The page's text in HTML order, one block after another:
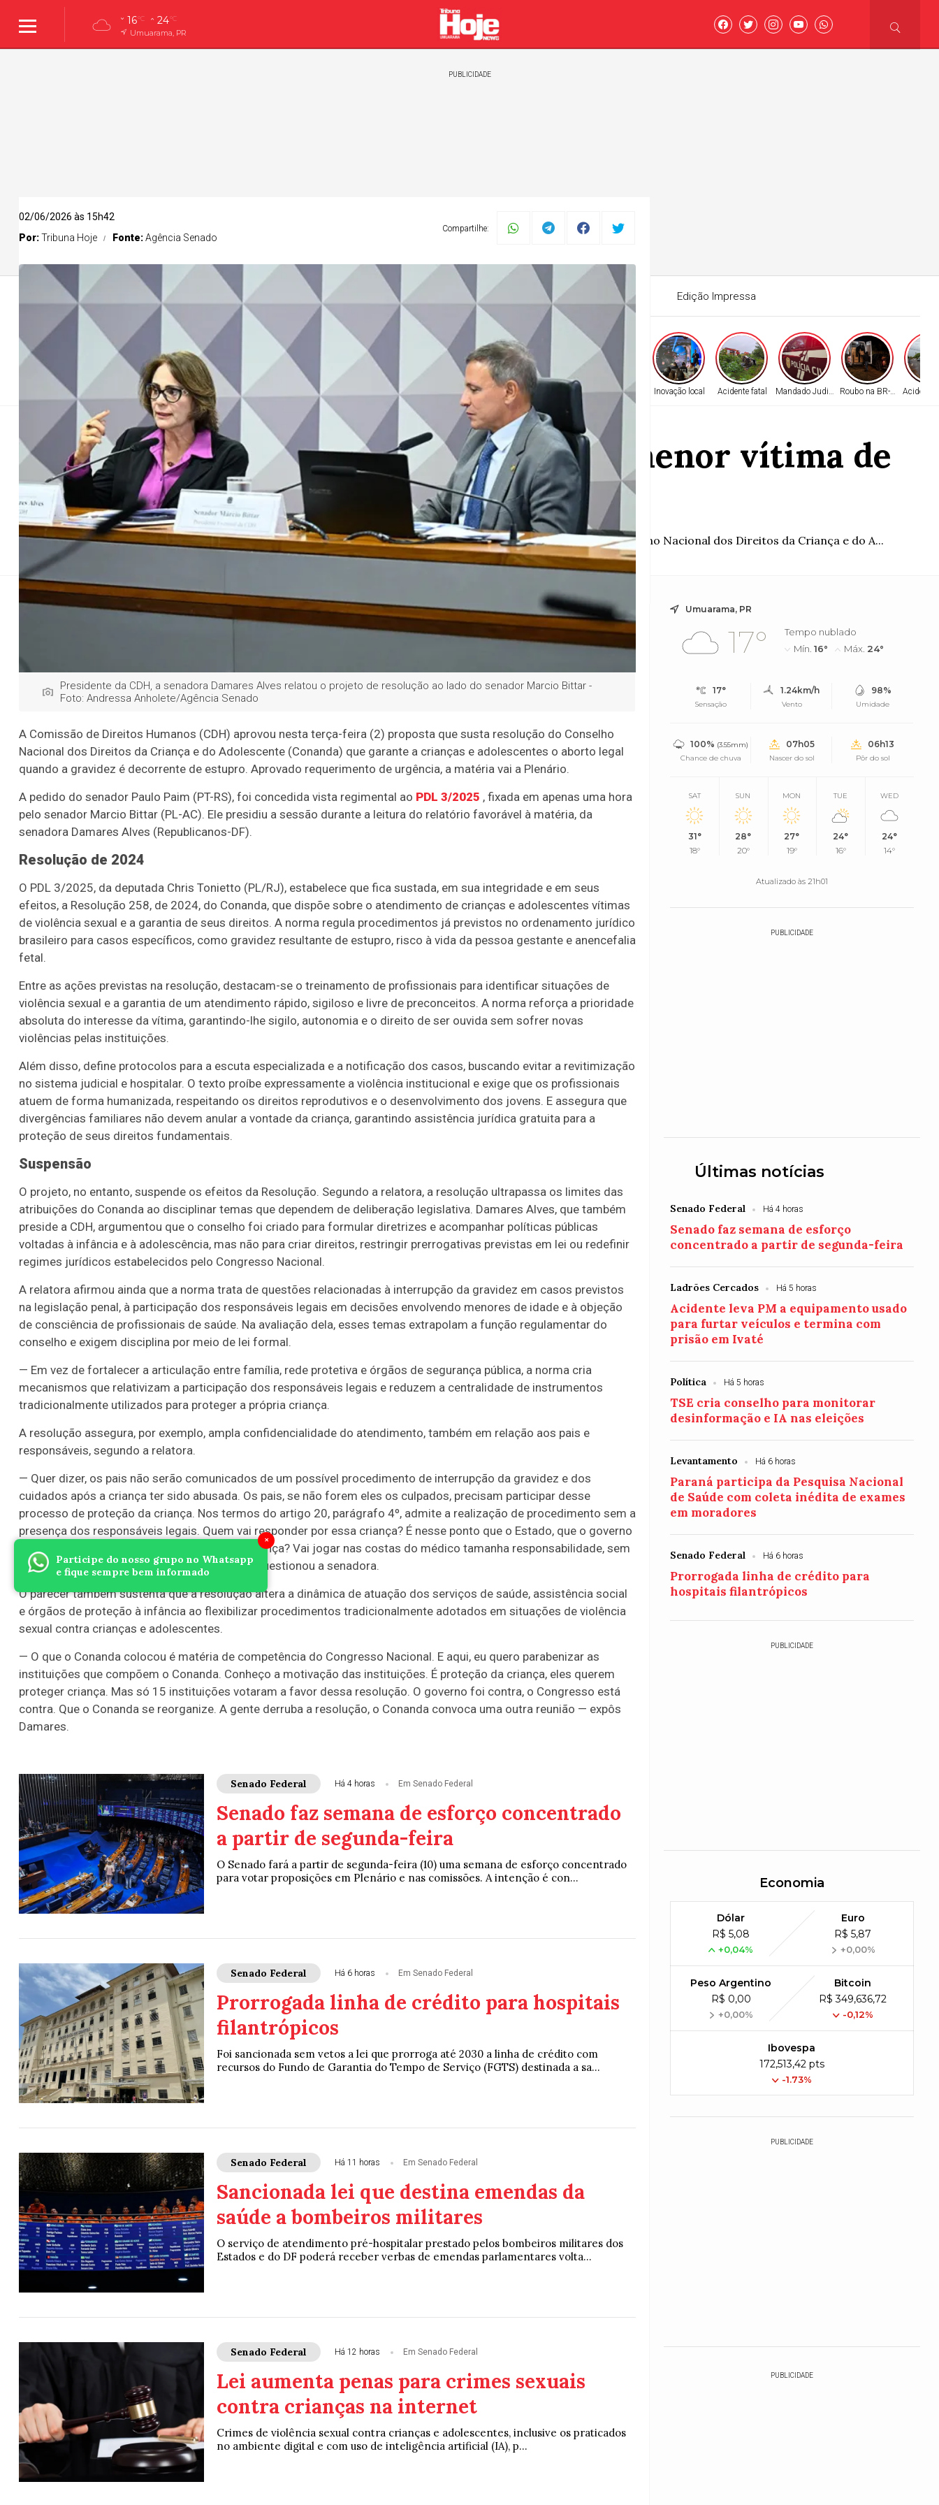
×
Participe do nosso grupo no Whatsapp
e fique sempre bem informado
16°C 24°C
Umuarama, PR
PUBLICIDADE
Umuarama Política Esportes Automóveis Geral Zélia Casoni Edição Impressa
Ladrões Cercados Golpe Virtual Acidente na RodoviaAlta Velocidade Furtos em IcaraímaRelações ComerciaisGestão Digital Custo Elevado Inovação local Acidente fatal Mandado JudicialRoubo na BR-272Acidente
Sustação de norma sobre aborto de menor vítima de
estupro vai a Plenário
A Comissão de Direitos Humanos (CDH) aprovou nesta terça-feira (2) proposta que susta resolução do Conselho Nacional dos Direitos da Criança e do A...
02/06/2026 às 15h42
Por:Tribuna Hoje Fonte:Agência Senado
Compartilhe:
Presidente da CDH, a senadora Damares Alves relatou o projeto de resolução ao lado do senador Marcio Bittar -
Foto: Andressa Anholete/Agência Senado
A Comissão de Direitos Humanos (CDH) aprovou nesta terça-feira (2) proposta que susta resolução do Conselho
Nacional dos Direitos da Criança e do Adolescente (Conanda) que garante a crianças e adolescentes o aborto legal
quando a gravidez é decorrente de estupro. Aprovado requerimento de urgência, a matéria vai a Plenário.
A pedido do senador Paulo Paim (PT-RS), foi concedida vista regimental ao PDL 3/2025 , fixada em apenas uma hora
pelo senador Marcio Bittar (PL-AC). Ele presidiu a sessão durante a leitura do relatório favorável à matéria, da
senadora Damares Alves (Republicanos-DF).
Resolução de 2024
O PDL 3/2025, da deputada Chris Tonietto (PL/RJ), estabelece que fica sustada, em sua integridade e em seus
efeitos, a Resolução 258, de 2024, do Conanda, que dispõe sobre o atendimento de crianças e adolescentes vítimas
de violência sexual e a garantia de seus direitos. A norma regula procedimentos já previstos no ordenamento jurídico
brasileiro para casos específicos, como gravidez resultante de estupro, risco à vida da pessoa gestante e anencefalia
fetal.
Entre as ações previstas na resolução, destacam-se o treinamento de profissionais para identificar situações de
violência sexual e a garantia de um atendimento rápido, sigiloso e livre de preconceitos. A norma reforça a prioridade
absoluta do interesse da vítima, garantindo-lhe sigilo, autonomia e o direito de ser ouvida sem sofrer novas
violências pelas instituições.
Além disso, define protocolos para a escuta especializada e a notificação dos casos, buscando evitar a revitimização
no sistema judicial e hospitalar. O texto proíbe expressamente a violência institucional e exige que os profissionais
atuem de forma humanizada, respeitando os direitos reprodutivos e o desenvolvimento dos jovens. E assegura que
divergências familiares não devem anular a vontade da criança, garantindo assistência jurídica gratuita para a
proteção de seus direitos fundamentais.
Suspensão
O projeto, no entanto, suspende os efeitos da Resolução. Segundo a relatora, a resolução ultrapassa os limites das
atribuições do Conanda ao disciplinar temas que dependem de deliberação legislativa. Damares Alves, que também
preside a CDH, argumentou que o conselho foi criado para formular diretrizes e acompanhar políticas públicas
voltadas à infância e à adolescência, mas não para criar direitos, restringir prerrogativas previstas em lei ou redefinir
regimes jurídicos estabelecidos pelo Congresso Nacional.
A relatora afirmou ainda que a norma trata de questões relacionadas à interrupção da gravidez em casos previstos
na legislação penal, à participação dos responsáveis legais em decisões envolvendo menores de idade e à objeção
de consciência de profissionais de saúde. Na avaliação dela, esses temas extrapolam a função regulamentar do
conselho e exigem disciplina por meio de lei formal.
— Em vez de fortalecer a articulação entre família, rede protetiva e órgãos de segurança pública, a norma cria
mecanismos que relativizam a participação dos responsáveis legais e reduzem a centralidade de instrumentos
tradicionalmente utilizados para proteger a própria criança.
A resolução assegura, por exemplo, ampla confidencialidade do atendimento, também em relação aos pais e
responsáveis, segundo a relatora.
— Quer dizer, os pais não serão comunicados de um possível procedimento de interrupção da gravidez e dos
cuidados após a criança ter sido abusada. Os pais, se não forem eles os culpados, precisam participar desse
processo de proteção da criança. Nos termos do artigo 20, parágrafo 4º, admite a realização de procedimento sem a
presença dos responsáveis legais. Quem vai responder por essa criança? É nesse ponto que o Estado, que o governo
ficou preocupado. Quem vai acompanhar a criança? Vai jogar nas costas do médico tamanha responsabilidade, sem
um responsável estar presente nesse ato? — questionou a senadora.
O parecer também sustenta que a resolução altera a dinâmica de atuação dos serviços de saúde, assistência social
e órgãos de proteção à infância ao flexibilizar procedimentos tradicionalmente adotados em situações de violência
sexual contra crianças e adolescentes.
— O que o Conanda colocou é matéria de competência do Congresso Nacional. E aqui, eu quero parabenizar as
instituições que compõem o Conanda. Conheço a motivação das instituições. É proteção da criança, eles querem
proteger criança. Mas só 15 instituições votaram a favor dessa resolução. O governo foi contra, o Congresso está
contra. Que o Conanda se reorganize. A gente derruba a resolução, o Conanda convoca uma outra reunião — expôs
Damares.
Senado Federal Há 4 horas Em Senado Federal
Senado faz semana de esforço concentrado
a partir de segunda-feira
O Senado fará a partir de segunda-feira (10) uma semana de esforço concentrado
para votar proposições em Plenário e nas comissões. A intenção é con...
Senado Federal Há 6 horas Em Senado Federal
Prorrogada linha de crédito para hospitais
filantrópicos
Foi sancionada sem vetos a lei que prorroga até 2030 a linha de crédito com
recursos do Fundo de Garantia do Tempo de Serviço (FGTS) destinada a sa...
Senado Federal Há 11 horas Em Senado Federal
Sancionada lei que destina emendas da
saúde a bombeiros militares
O serviço de atendimento pré-hospitalar prestado pelos bombeiros militares dos
Estados e do DF poderá receber verbas de emendas parlamentares volta...
Senado Federal Há 12 horas Em Senado Federal
Lei aumenta penas para crimes sexuais
contra crianças na internet
Crimes de violência sexual contra crianças e adolescentes, inclusive os praticados
no ambiente digital e com uso de inteligência artificial (IA), p...
Umuarama, PR
17°
Tempo nublado
Mín.16° Máx. 24°
17°
Sensação
1.24km/h
Vento
98%
Umidade
100% (3.55mm)
Chance de chuva
07h05
Nascer do sol
06h13
Pôr do sol
SAT
31°
18°
SUN
28°
20°
MON
27°
19°
TUE
24°
16°
WED
24°
14°
Atualizado às 21h01
PUBLICIDADE
Últimas notícias
Senado Federal Há 4 horas
Senado faz semana de esforço
concentrado a partir de segunda-feira
Ladrões Cercados Há 5 horas
Acidente leva PM a equipamento usado
para furtar veículos e termina com
prisão em Ivaté
Política Há 5 horas
TSE cria conselho para monitorar
desinformação e IA nas eleições
Levantamento Há 6 horas
Paraná participa da Pesquisa Nacional
de Saúde com coleta inédita de exames
em moradores
Senado Federal Há 6 horas
Prorrogada linha de crédito para
hospitais filantrópicos
PUBLICIDADE
Economia
Dólar
R$ 5,08
+0,04%
Euro
R$ 5,87
+0,00%
Peso Argentino
R$ 0,00
+0,00%
Bitcoin
R$ 349,636,72
-0,12%
Ibovespa
172,513,42 pts
-1.73%
PUBLICIDADE
PUBLICIDADE